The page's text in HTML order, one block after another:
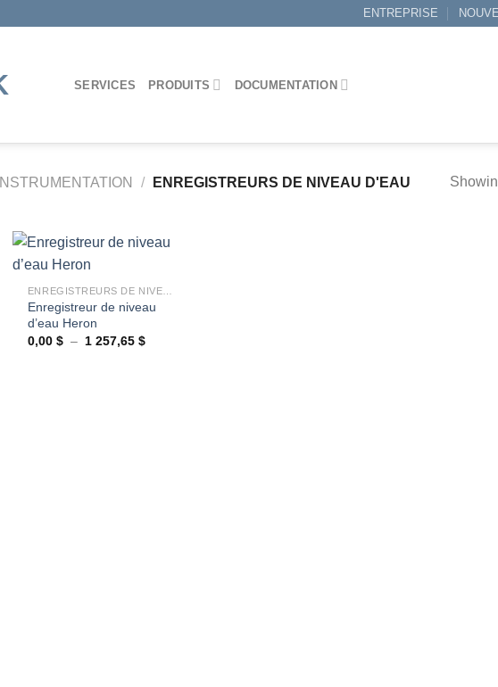
ENTREPRISE
SERVICES PRODUITS DOCUMENTATION
INSTRUMENTATION / ENREGISTREURS DE NIVEAU D'EAU
Ajouter
wishlist
Enregistreur de niveau
d’eau Heron
0,00 $ – 1 257,65 $Plage